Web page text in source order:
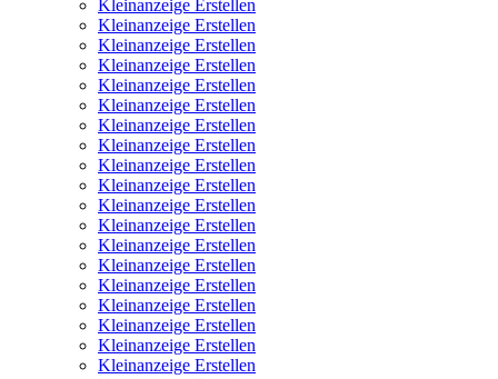
Kleinanzeige Erstellen
Kleinanzeige Erstellen
Kleinanzeige Erstellen
Kleinanzeige Erstellen
Kleinanzeige Erstellen
Kleinanzeige Erstellen
Kleinanzeige Erstellen
Kleinanzeige Erstellen
Kleinanzeige Erstellen
Kleinanzeige Erstellen
Kleinanzeige Erstellen
Kleinanzeige Erstellen
Kleinanzeige Erstellen
Kleinanzeige Erstellen
Kleinanzeige Erstellen
Kleinanzeige Erstellen
Kleinanzeige Erstellen
Kleinanzeige Erstellen
Kleinanzeige Erstellen